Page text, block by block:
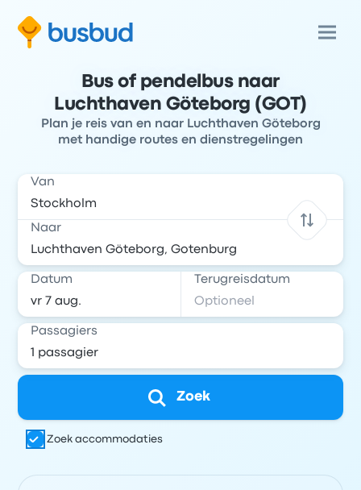
Bus of pendelbus naar
Luchthaven Göteborg (GOT)
Plan je reis van en naar Luchthaven Göteborg
met handige routes en dienstregelingen
Van
Naar
Datum Terugreisdatum
Passagiers
Zoek
Zoek accommodaties